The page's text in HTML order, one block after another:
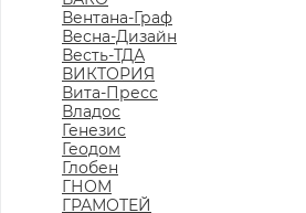
Вентана-Граф
Весна-Дизайн
Весть-ТДА
ВИКТОРИЯ
Вита-Пресс
Владос
Генезис
Геодом
Глобен
ГНОМ
ГРАМОТЕЙ